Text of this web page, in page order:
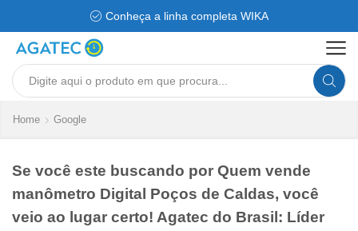
Conheça a linha completa WIKA
Search
Home Google
Se você este buscando por Quem vende
manômetro Digital Poços de Caldas, você
veio ao lugar certo! Agatec do Brasil: Líder